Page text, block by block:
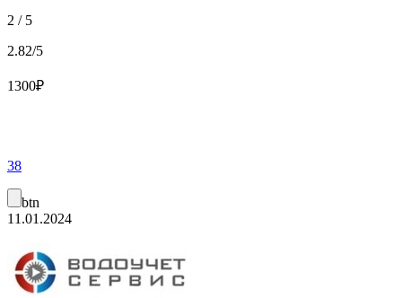
2 / 5
2.82/5
1300₽
38
btn
11.01.2024